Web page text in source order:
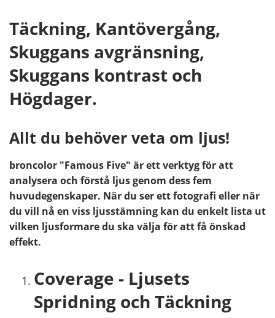
Täckning, Kantövergång,
Skuggans avgränsning,
Skuggans kontrast och
Högdager.
Allt du behöver veta om ljus!
broncolor "Famous Five" är ett verktyg för att
analysera och förstå ljus genom dess fem
huvudegenskaper. När du ser ett fotografi eller när
du vill nå en viss ljusstämning kan du enkelt lista ut
vilken ljusformare du ska välja för att få önskad
effekt.
Coverage - Ljusets
Spridning och Täckning